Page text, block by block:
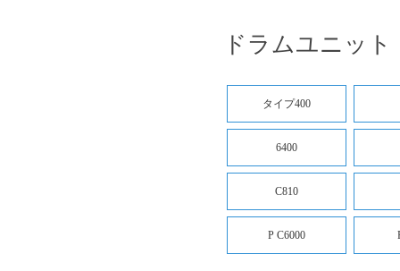
ドラムユニット
タイプ400
6400
C810
P C6000